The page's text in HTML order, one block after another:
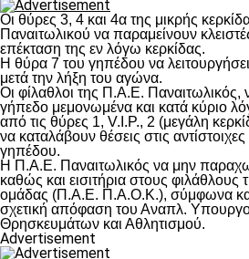
Οι θύρες 3, 4 και 4α της μικρής
Παναιτωλικού να παραμείνουν
επέκταση της εν λόγω κερκίδας.
Η θύρα 7 του γηπέδου να
μετά την λήξη του αγώνα.
Οι φίλαθλοι της Π.Α.Ε.
γήπεδο μεμονωμένα και κατά κύριο
από τις θύρες 1, V.I.P., 2 (μεγάλη
να καταλάβουν θέσεις στις
γηπέδου.
Η Π.Α.Ε. Παναιτωλικός να μην
καθώς και εισιτήρια στους φιλάθλους
ομάδας (Π.Α.Ε. Π.Α.Ο.Κ.), σύμφωνα
σχετική απόφαση του Αναπλ.
Θρησκευμάτων και Αθλητισμού.
Advertisement